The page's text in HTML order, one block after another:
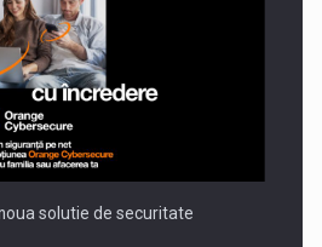
COMPANIES ON THE
SCENE
solutie de securitate